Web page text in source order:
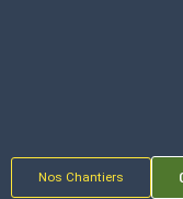
Nos Chantiers